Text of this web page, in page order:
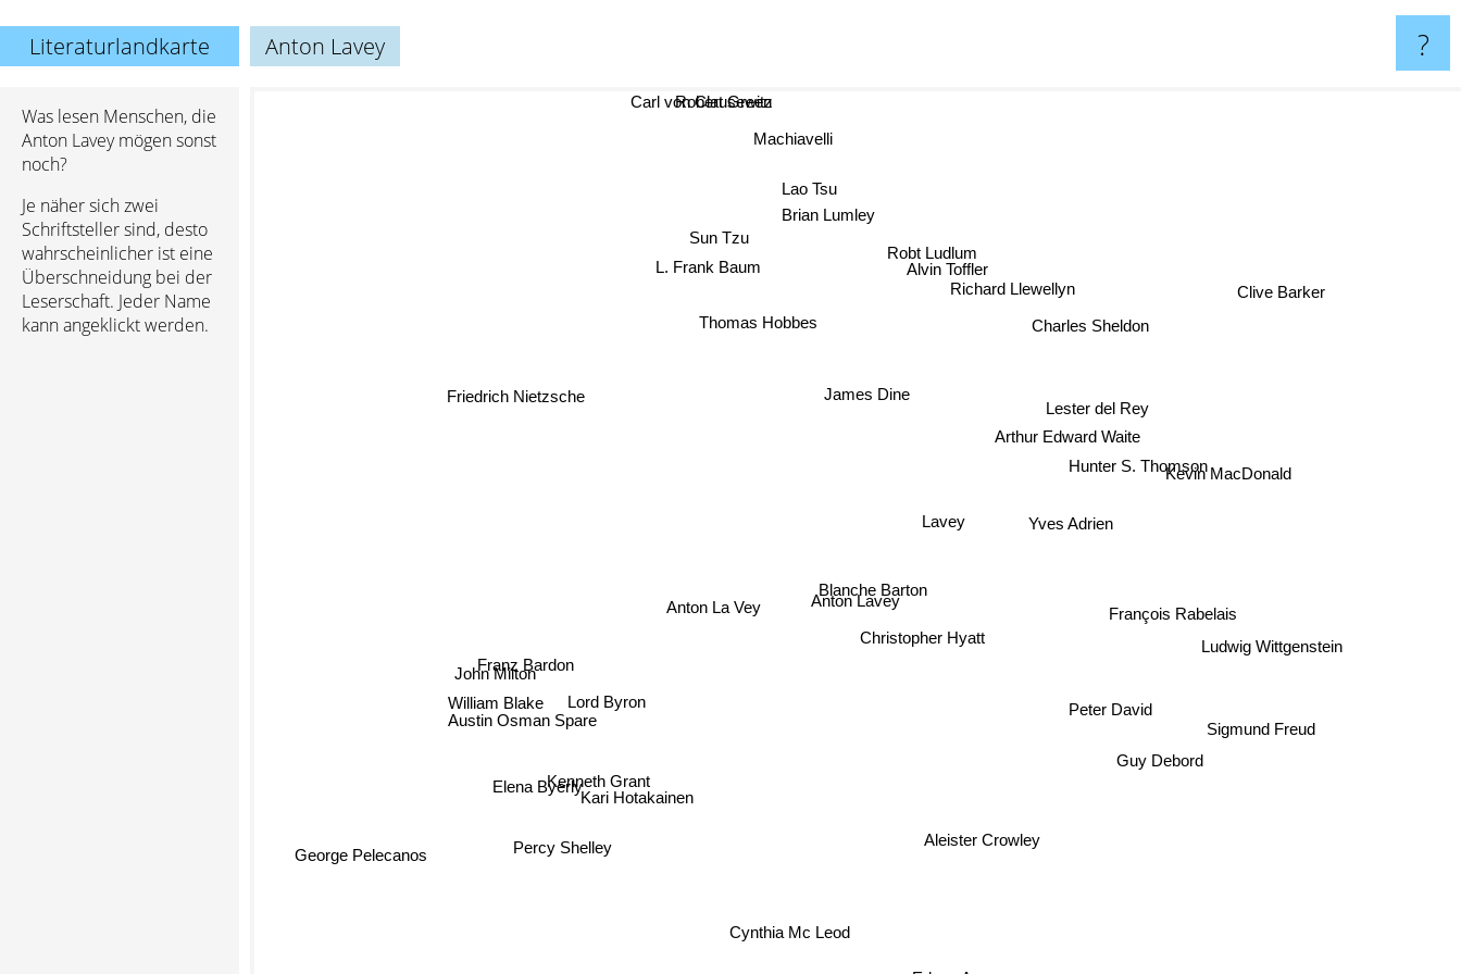
Literaturlandkarte Anton Lavey ?
Was lesen Menschen, die
Anton Lavey mögen sonst
noch?
Je näher sich zwei
Schriftsteller sind, desto
wahrscheinlicher ist eine
Überschneidung bei der
Leserschaft. Jeder Name
kann angeklickt werden.
Anton Lavey
Blanche Barton
Lavey
Christopher Hyatt
Lord Byron
Anton La Vey
Yves Adrien
Aleister Crowley
James Dine
Arthur Edward Waite
Peter David
William Blake
Kari Hotakainen
Cynthia Mc Leod
John Milton
Hunter S. Thomson
Alvin Toffler
Percy Shelley
Elena Byerly
Lester del Rey
Franz Bardon
Sun Tzu
L. Frank Baum
Kenneth Grant
Austin Osman Spare
Lao Tsu
François Rabelais
Richard Llewellyn
Brian Lumley
Guy Debord
Charles Sheldon
Machiavelli
Thomas Hobbes
Robt Ludlum
Sigmund Freud
Kevin MacDonald
Carl von Clausewitz
George Pelecanos
Ludwig Wittgenstein
Clive Barker
Robert Green
Friedrich Nietzsche